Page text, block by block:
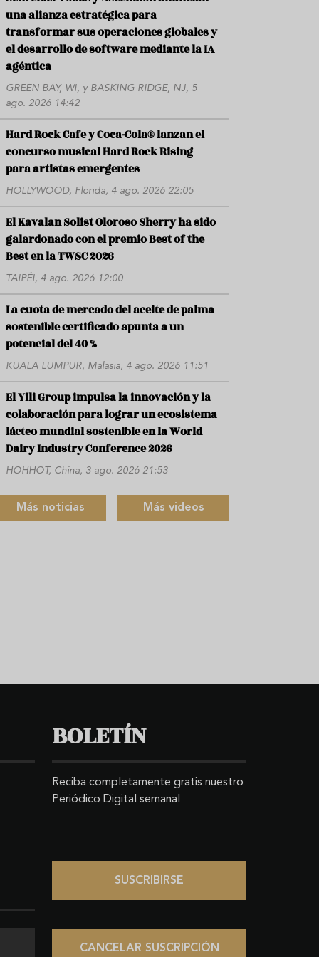
una alianza estratégica para
transformar sus operaciones globales y
el desarrollo de software mediante la IA
agéntica
GREEN BAY, WI, y BASKING RIDGE, NJ, 5
ago. 2026 14:42
Hard Rock Cafe y Coca-Cola® lanzan el
concurso musical Hard Rock Rising
para artistas emergentes
HOLLYWOOD, Florida, 4 ago. 2026 22:05
El Kavalan Solist Oloroso Sherry ha sido
galardonado con el premio Best of the
Best en la TWSC 2026
TAIPÉI, 4 ago. 2026 12:00
La cuota de mercado del aceite de palma
sostenible certificado apunta a un
potencial del 40 %
KUALA LUMPUR, Malasia, 4 ago. 2026 11:51
El Yili Group impulsa la innovación y la
colaboración para lograr un ecosistema
lácteo mundial sostenible en la World
Dairy Industry Conference 2026
HOHHOT, China, 3 ago. 2026 21:53
Más noticias Más videos
BOLETÍN
Reciba completamente gratis nuestro
Periódico Digital semanal
SUSCRIBIRSE
CANCELAR SUSCRIPCIÓN